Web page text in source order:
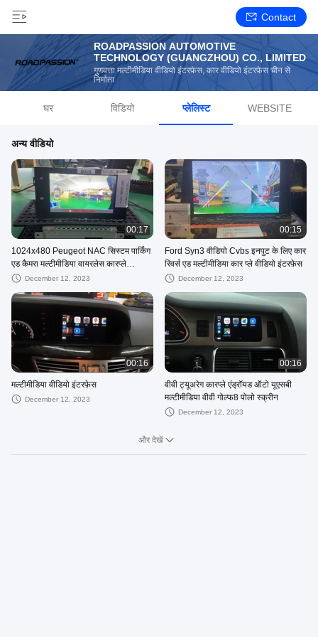
Contact
ROADPASSION AUTOMOTIVE
TECHNOLOGY (GUANGZHOU) CO., LIMITED
गुणवत्ता मल्टीमीडिया वीडियो इंटरफ़ेस, कार वीडियो इंटरफ़ेस चीन से
निर्माता
घर विडियो प्लेलिस्ट WEBSITE
अन्य वीडियो
00:17
1024x480 Peugeot NAC सिस्टम पार्किंग
एड कैमरा मल्टीमीडिया वायरलेस कारप्ले
इंटरफ़ेसDecember 12, 2023
00:15
Ford Syn3 वीडियो Cvbs इनपुट के लिए कार
रिवर्स एड मल्टीमीडिया कार प्ले वीडियो इंटरफ़ेस
December 12, 2023
00:16
मल्टीमीडिया वीडियो इंटरफ़ेस
December 12, 2023
00:16
वीवी ट्यूअरेग कारप्ले एंड्रॉयड ऑटो यूएसबी
मल्टीमीडिया वीवी गोल्फ8 पोलो स्क्रीन
December 12, 2023
और देखें